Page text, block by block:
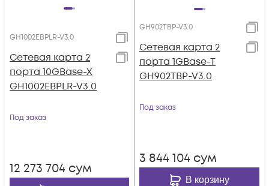
GH1002EBPLR-V3.0
Сетевая карта 2
порта 10GBase-X
GH1002EBPLR-V3.0
Под заказ
12 273 704 сум
GH902TBP-V3.0
Сетевая карта 2
порта 1GBase-T
GH902TBP-V3.0
Под заказ
3 844 104 сум
В корзину